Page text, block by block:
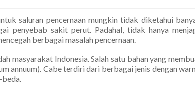
saluran pencernaan mungkin tidak diketahui
penyebab sakit perut. Padahal, tidak hanya
berbagai masalah pencernaan.
masyarakat Indonesia. Salah satu bahan yang
annuum). Cabe terdiri dari berbagai jenis dengan